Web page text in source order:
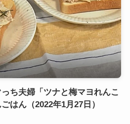
ち夫婦「ツナと梅マヨれんこ
はん（2022年1月27日）